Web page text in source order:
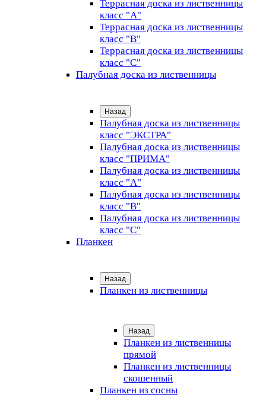
Террасная доска из лиственницы
класс "А"
Террасная доска из лиственницы
класс "B"
Террасная доска из лиственницы
класс "C"
Палубная доска из лиственницы
Назад
Палубная доска из лиственницы
класс "ЭКСТРА"
Палубная доска из лиственницы
класс "ПРИМА"
Палубная доска из лиственницы
класс "А"
Палубная доска из лиственницы
класс "B"
Палубная доска из лиственницы
класс "C"
Планкен
Назад
Планкен из лиственницы
Назад
Планкен из лиственницы
прямой
Планкен из лиственницы
скошенный
Планкен из сосны